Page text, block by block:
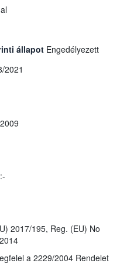
állapot Engedélyezett
2021
:-
2017/195, Reg. (EU) No
a 2229/2004 Rendelet